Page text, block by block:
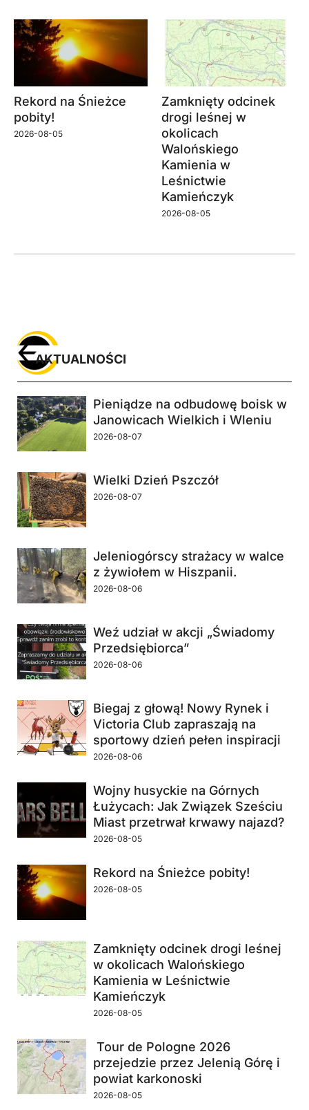
Rekord na Śnieżce
pobity!
2026-08-05
Zamknięty odcinek
drogi leśnej w
okolicach
Walońskiego
Kamienia w
Leśnictwie
Kamieńczyk
2026-08-05
Pieniądze na odbudowę boisk w
Janowicach Wielkich i Wleniu
2026-08-07
Wielki Dzień Pszczół
2026-08-07
Jeleniogórscy strażacy w walce
z żywiołem w Hiszpanii.
2026-08-06
Weź udział w akcji „Świadomy
Przedsiębiorca”
2026-08-06
Biegaj z głową! Nowy Rynek i
Victoria Club zapraszają na
sportowy dzień pełen inspiracji
2026-08-06
Wojny husyckie na Górnych
Łużycach: Jak Związek Sześciu
Miast przetrwał krwawy najazd?
2026-08-05
Rekord na Śnieżce pobity!
2026-08-05
Zamknięty odcinek drogi leśnej
w okolicach Walońskiego
Kamienia w Leśnictwie
Kamieńczyk
2026-08-05
Tour de Pologne 2026
przejedzie przez Jelenią Górę i
powiat karkonoski
2026-08-05
AKTUALNOŚCI